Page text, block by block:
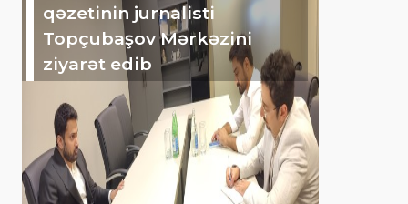
qəzetinin jurnalisti
Topçubaşov Mərkəzini
ziyarət edib